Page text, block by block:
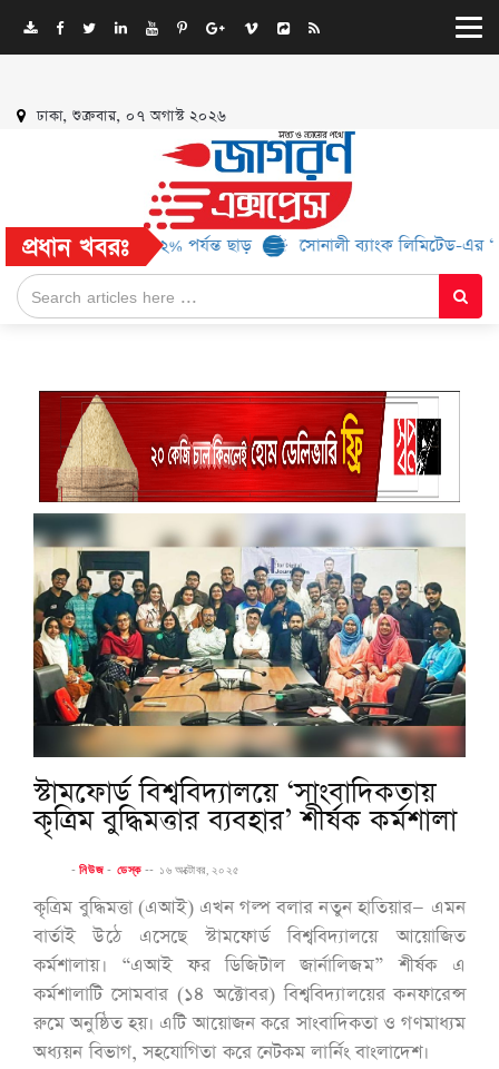
ঢাকা, শুক্রবার, ০৭ অগাস্ট ২০২৬
প্রধান খবরঃ
মিলবে ৫২% পর্যন্ত ছাড় সোনালী ব্যাংক লিমিটেড-এর ‘কৃষক
স্টামফোর্ড বিশ্ববিদ্যালয়ে ‘সাংবাদিকতায়
কৃত্রিম বুদ্ধিমত্তার ব্যবহার’ শীর্ষক কর্মশালা
-নিউজ - ডেস্ক -- ১৬ অক্টোবর, ২০২৫
কৃত্রিম বুদ্ধিমত্তা (এআই) এখন গল্প বলার নতুন হাতিয়ার— এমন
বার্তাই উঠে এসেছে স্টামফোর্ড বিশ্ববিদ্যালয়ে আয়োজিত
কর্মশালায়। “এআই ফর ডিজিটাল জার্নালিজম” শীর্ষক এ
কর্মশালাটি সোমবার (১৪ অক্টোবর) বিশ্ববিদ্যালয়ের কনফারেন্স
রুমে অনুষ্ঠিত হয়। এটি আয়োজন করে সাংবাদিকতা ও গণমাধ্যম
অধ্যয়ন বিভাগ, সহযোগিতা করে নেটকম লার্নিং বাংলাদেশ।